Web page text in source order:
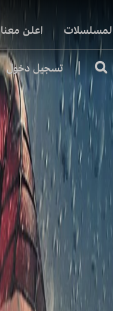
اعلن معنا
| تسجيل دخول